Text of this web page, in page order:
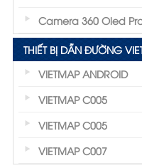
Camera 360 Oled
THIẾT BỊ DẪN ĐƯỜNG
VIETMAP ANDROID
VIETMAP C005
VIETMAP C005
VIETMAP C007